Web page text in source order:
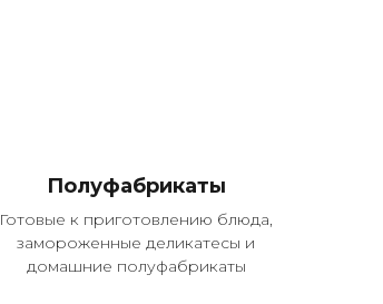
Полуфабрикаты
Готовые к приготовлению блюда,
замороженные деликатесы и
домашние полуфабрикаты